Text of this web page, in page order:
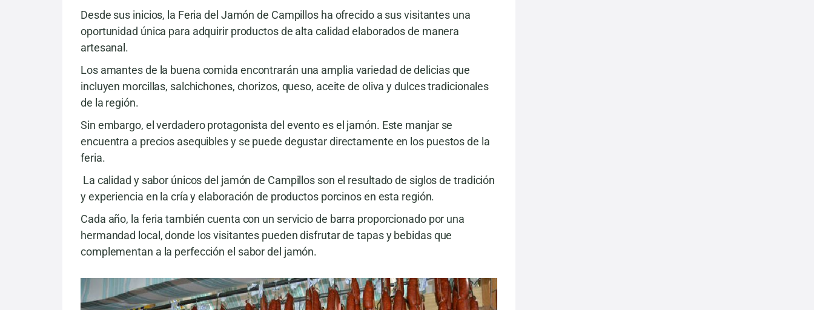
Desde sus inicios, la Feria del Jamón de Campillos ha ofrecido a sus visitantes una
oportunidad única para adquirir productos de alta calidad elaborados de manera
artesanal.
Los amantes de la buena comida encontrarán una amplia variedad de delicias que
incluyen morcillas, salchichones, chorizos, queso, aceite de oliva y dulces tradicionales
de la región.
Sin embargo, el verdadero protagonista del evento es el jamón. Este manjar se
encuentra a precios asequibles y se puede degustar directamente en los puestos de la
feria.
La calidad y sabor únicos del jamón de Campillos son el resultado de siglos de tradición
y experiencia en la cría y elaboración de productos porcinos en esta región.
Cada año, la feria también cuenta con un servicio de barra proporcionado por una
hermandad local, donde los visitantes pueden disfrutar de tapas y bebidas que
complementan a la perfección el sabor del jamón.